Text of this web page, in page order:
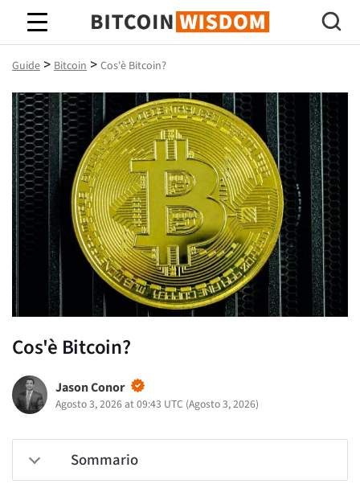
Saggezza Bitcoin
Guide > Bitcoin > Cos'è Bitcoin?
Cos'è Bitcoin?
Jason Conor
Agosto 3, 2026 at 09:43 UTC (Agosto 3, 2026)
Sommario